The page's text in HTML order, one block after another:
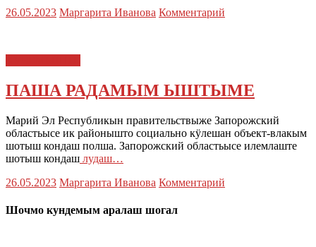
26.05.2023 Маргарита Иванова Комментарий
ПАША РАДАМЫМ ЫШТЫМЕ
Марий Эл Республикын правительствыже Запорожский
областьысе ик районышто социально кӱлешан объект-влакым
шотыш кондаш полша. Запорожский областьысе илемлаште
шотыш кондаш лудаш…
26.05.2023 Маргарита Иванова Комментарий
Шочмо кундемым аралаш шогал